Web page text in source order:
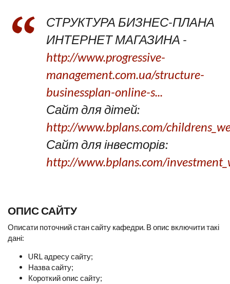
СТРУКТУРА БИЗНЕС-ПЛАНА
ИНТЕРНЕТ МАГАЗИНА -
http://www.progressive-
management.com.ua/structure-
businessplan-online-s...
Сайт для дітей:
http://www.bplans.com/
Сайт для інвесторів:
http://www.bplans.com/
ОПИС САЙТУ
Описати поточний стан сайту кафедри. В опис включити такі
дані:
URL адресу сайту;
Назва сайту;
Короткий опис сайту;